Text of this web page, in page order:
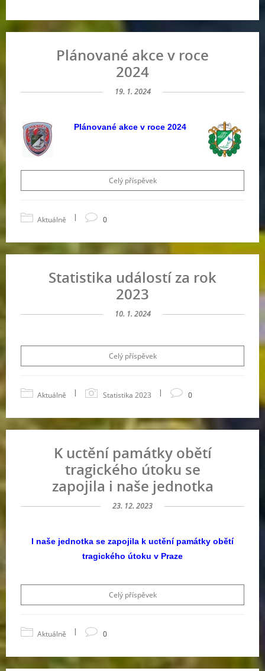
Plánované akce v roce
2024
19. 1. 2024
Plánované akce v roce 2024
Celý příspěvek
Aktuálně | 0
Statistika událostí za rok
2023
10. 1. 2024
Celý příspěvek
Aktuálně | Statistika 2023 | 0
K uctění památky obětí
tragického útoku se
zapojila i naše jednotka
23. 12. 2023
I naše jednotka se zapojila k uctění památky obětí
tragického útoku v Praze
Celý příspěvek
Aktuálně | 0